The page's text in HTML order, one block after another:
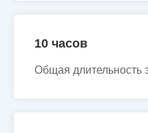
10 часов
Общая длительность